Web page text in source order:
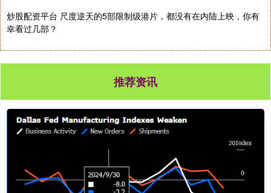
炒股配资平台 尺度逆天的5部限制级港片，都没有在内陆上映，你有
幸看过几部？
推荐资讯